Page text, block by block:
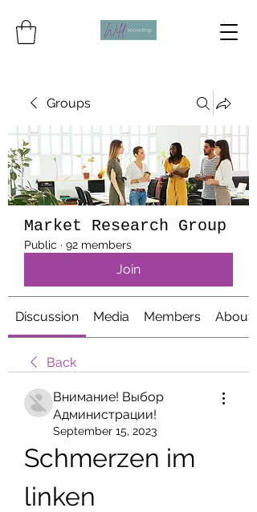
Groups
Market Research Group
Public · 92 members
Join
Discussion Media Members About
Back
Внимание! Выбор
Администрации!
September 15, 2023
Schmerzen im
linken